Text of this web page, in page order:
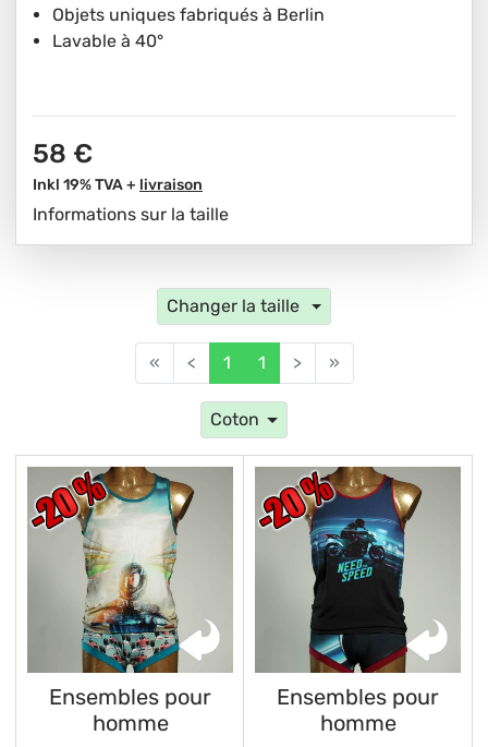
Objets uniques fabriqués à Berlin
Lavable à 40°
58 €
Inkl 19% TVA + livraison
Informations sur la taille
Changer la taille
« < 1 1 > »
Coton
Ensembles pour
homme
Ensembles pour
homme